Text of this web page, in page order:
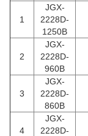
1
JGX-
2228D-
1250B
2
JGX-
2228D-
960B
3
JGX-
2228D-
860B
4
JGX-
2228D-